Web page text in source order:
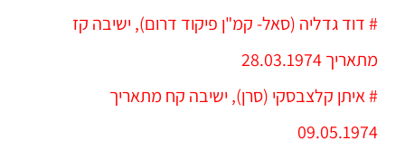
# דוד גדליה (סאל- קמ"ן פיקוד דרום), ישיבה קז
מתאריך 28.03.1974
# איתן קלצבסקי (סרן), ישיבה קח מתאריך
09.05.1974